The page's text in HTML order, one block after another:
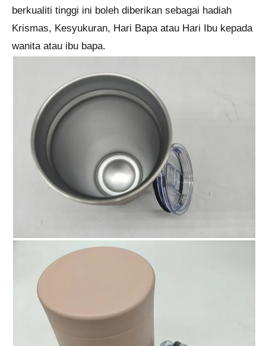
berkualiti tinggi ini boleh diberikan sebagai hadiah
Krismas, Kesyukuran, Hari Bapa atau Hari Ibu kepada
wanita atau ibu bapa.